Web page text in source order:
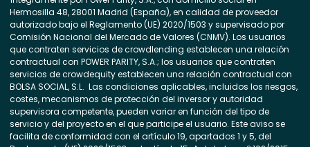
Hermosilla 48, 28001 Madrid (España), en calidad de proveedor
autorizado bajo el Reglamento (UE) 2020/1503 y supervisado por
Comisión Nacional del Mercado de Valores (CNMV). Los usuarios
que contraten servicios de crowdlending establecen una relación
contractual con POWER PARITY, S.A.; los usuarios que contraten
servicios de crowdequity establecen una relación contractual con
BOLSA SOCIAL, S.L. Las condiciones aplicables, incluidos los riesgos,
costes, mecanismos de protección del inversor y autoridad
supervisora competente, pueden variar en función del tipo de
servicio y del proyecto en el que participe el usuario. Este aviso se
facilita de conformidad con el artículo 19, apartados 1 y 5, del